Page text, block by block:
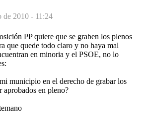
de 2010 - 11:24
PP quiere que se graben los plenos
que quede todo claro y no haya mal
en minoria y el PSOE, no lo
municipio en el derecho de grabar los
aprobados en pleno?